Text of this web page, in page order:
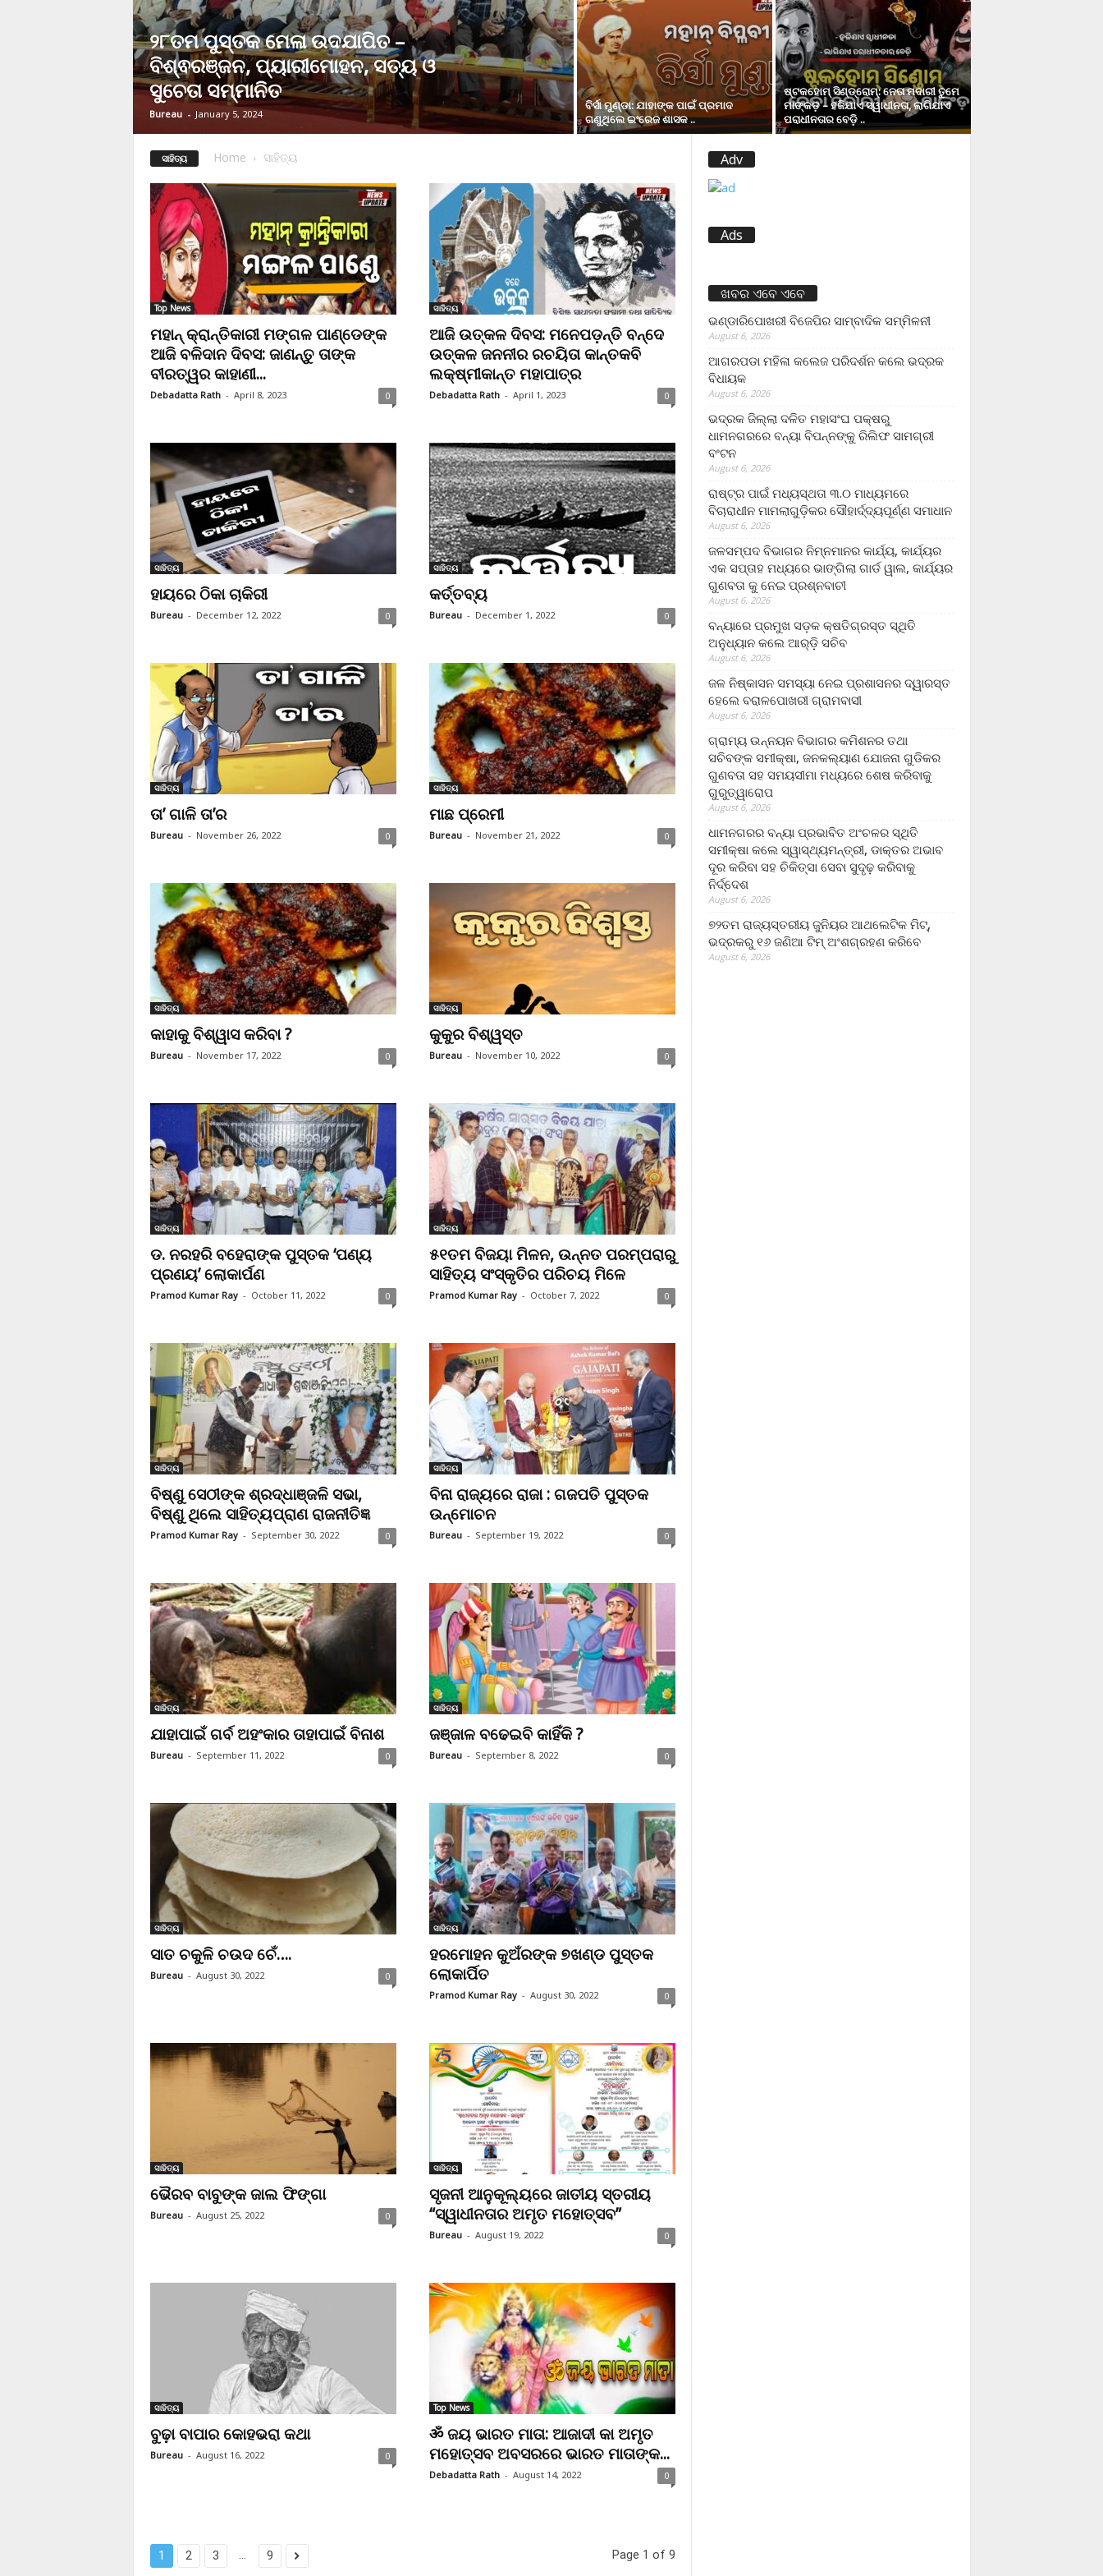
୨୮ତମ ପୁସ୍ତକ ମେଳା ଉଦଯାପିତ –
ବିଶ୍ଵରଞ୍ଜନ, ପ୍ୟାରୀମୋହନ, ସତ୍ୟ ଓ
ସୁଚେତା ସମ୍ମାନିତ
Bureau - January 5, 2024
ବିର୍ସା ମୁଣ୍ଡା: ଯାହାଙ୍କ ପାଇଁ ପ୍ରମାଦ
ଗଣୁଥିଲେ ଇଂରେଜ ଶାସକ ..
ଷ୍ଟକହୋମ୍ ସିଣ୍ଡ୍ରୋମ୍: ନେତା ମଦାରୀ ତୁମେ
ମାଙ୍କଡ଼ – ହଜିଯାଏ ସ୍ୱାଧୀନତା, ଲାଗିଯାଏ
ପରାଧୀନତାର ବେଡ଼ି ..
ସାହିତ୍ୟ Home ସାହିତ୍ୟ
Top News
ମହାନ୍ କ୍ରାନ୍ତିକାରୀ ମଙ୍ଗଳ ପାଣ୍ଡେଙ୍କ
ଆଜି ବଳିଦାନ ଦିବସ: ଜାଣନ୍ତୁ ତାଙ୍କ
ବୀରତ୍ୱର କାହାଣୀ...
Debadatta Rath - April 8, 2023 0
ସାହିତ୍ୟ
ଆଜି ଉତ୍କଳ ଦିବସ: ମନେପଡ଼ନ୍ତି ବନ୍ଦେ
ଉତ୍କଳ ଜନନୀର ରଚୟିତା କାନ୍ତକବି
ଲକ୍ଷ୍ମୀକାନ୍ତ ମହାପାତ୍ର
Debadatta Rath - April 1, 2023 0
ସାହିତ୍ୟ
ହାୟରେ ଠିକା ଚାକିରୀ
Bureau - December 12, 2022 0
ସାହିତ୍ୟ
କର୍ତ୍ତବ୍ୟ
Bureau - December 1, 2022 0
ସାହିତ୍ୟ
ତା’ ଗାଳି ତା’ର
Bureau - November 26, 2022 0
ସାହିତ୍ୟ
ମାଛ ପ୍ରେମୀ
Bureau - November 21, 2022 0
ସାହିତ୍ୟ
କାହାକୁ ବିଶ୍ୱାସ କରିବା ?
Bureau - November 17, 2022 0
ସାହିତ୍ୟ
କୁକୁର ବିଶ୍ୱସ୍ତ
Bureau - November 10, 2022 0
ସାହିତ୍ୟ
ଡ. ନରହରି ବହେରାଙ୍କ ପୁସ୍ତକ ‘ପଣ୍ୟ
ପ୍ରଣୟ’ ଲୋକାର୍ପଣ
Pramod Kumar Ray - October 11, 2022 0
ସାହିତ୍ୟ
୫୧ତମ ବିଜୟା ମିଳନ, ଉନ୍ନତ ପରମ୍ପରାରୁ
ସାହିତ୍ୟ ସଂସ୍କୃତିର ପରିଚୟ ମିଳେ
Pramod Kumar Ray - October 7, 2022 0
ସାହିତ୍ୟ
ବିଷ୍ଣୁ ସେଠୀଙ୍କ ଶ୍ରଦ୍ଧାଞ୍ଜଳି ସଭା,
ବିଷ୍ଣୁ ଥିଲେ ସାହିତ୍ୟପ୍ରାଣ ରାଜନୀତିଜ୍ଞ
Pramod Kumar Ray - September 30, 2022 0
ସାହିତ୍ୟ
ବିନା ରାଜ୍ୟରେ ରାଜା : ଗଜପତି ପୁସ୍ତକ
ଉନ୍ମ‌ୋଚନ
Bureau - September 19, 2022 0
ସାହିତ୍ୟ
ଯାହାପାଇଁ ଗର୍ବ ଅହଂକାର ତାହାପାଇଁ ବିନାଶ
Bureau - September 11, 2022 0
ସାହିତ୍ୟ
ଜଞ୍ଜାଳ ବଢେଇବି କାହିଁକି ?
Bureau - September 8, 2022 0
ସାହିତ୍ୟ
ସାତ ଚକୁଳି ଚଉଦ ଚେଁ….
Bureau - August 30, 2022 0
ସାହିତ୍ୟ
ହରମୋହନ କୁଅଁରଙ୍କ ୭ଖଣ୍ଡ ପୁସ୍ତକ
ଲୋକାର୍ପିତ
Pramod Kumar Ray - August 30, 2022 0
ସାହିତ୍ୟ
ଭୈରବ ବାବୁଙ୍କ ଜାଲ ଫିଙ୍ଗା
Bureau - August 25, 2022 0
ସାହିତ୍ୟ
ସୃଜନୀ ଆନୁକୂଲ୍ୟରେ ଜାତୀୟ ସ୍ତରୀୟ
“ସ୍ୱାଧୀନତାର ଅମୃତ ମହୋତ୍ସବ”
Bureau - August 19, 2022 0
ସାହିତ୍ୟ
ବୁଢ଼ା ବାପାର କୋହଭରା କଥା
Bureau - August 16, 2022 0
Top News
ॐ ଜୟ ଭାରତ ମାତା: ଆଜାଦୀ କା ଅମୃତ
ମହୋତ୍ସବ ଅବସରରେ ଭାରତ ମାତାଙ୍କ...
Debadatta Rath - August 14, 2022 0
1 2 3 ... 9 Page 1 of 9
Adv
Ads
ଖବର ଏବେ ଏବେ
ଭଣ୍ଡାରିପୋଖରୀ ବିଜେପିର ସାମ୍ବାଦିକ ସମ୍ମିଳନୀ
August 6, 2026
ଆଗରପଡା ମହିଳା କଲେଜ ପରିଦର୍ଶନ କଲେ ଭଦ୍ରକ
ବିଧାୟକ
August 6, 2026
ଭଦ୍ରକ ଜିଲ୍ଲା ଦଳିତ ମହାସଂଘ ପକ୍ଷରୁ
ଧାମନଗରରେ ବନ୍ୟା ବିପନ୍ନଙ୍କୁ ରିଲିଫ ସାମଗ୍ରୀ
ବଂଟନ
August 6, 2026
ରାଷ୍ଟ୍ର ପାଇଁ ମଧ୍ୟସ୍ଥତା ୩.୦ ମାଧ୍ୟମରେ
ବିଚାରାଧୀନ ମାମଲାଗୁଡ଼ିକର ସୌହାର୍ଦ୍ଦ୍ୟପୂର୍ଣ୍ଣ ସମାଧାନ
August 6, 2026
ଜଳସମ୍ପଦ ବିଭାଗର ନିମ୍ନମାନର କାର୍ଯ୍ୟ, କାର୍ଯ୍ୟର
ଏକ ସପ୍ତାହ ମଧ୍ୟରେ ଭାଙ୍ଗିଲା ଗାର୍ଡ ୱାଲ, କାର୍ଯ୍ୟର
ଗୁଣବତା କୁ ନେଇ ପ୍ରଶ୍ନବାଚୀ
August 6, 2026
ବନ୍ୟାରେ ପ୍ରମୁଖ ସଡ଼କ କ୍ଷତିଗ୍ରସ୍ତ ସ୍ଥିତି
ଅନୁଧ୍ୟାନ କଲେ ଆର୍‌ଡ଼ି ସଚିବ
August 6, 2026
ଜଳ ନିଷ୍କାସନ ସମସ୍ୟା ନେଇ ପ୍ରଶାସନର ଦ୍ୱାରସ୍ତ
ହେଲେ ବରାଳପୋଖରୀ ଗ୍ରାମବାସୀ
August 6, 2026
ଗ୍ରାମ୍ୟ ଉନ୍ନୟନ ବିଭାଗର କମିଶନର ତଥା
ସଚିବଙ୍କ ସମୀକ୍ଷା, ଜନକଲ୍ୟାଣ ଯୋଜନା ଗୁଡିକର
ଗୁଣବତା ସହ ସମୟସୀମା ମଧ୍ୟରେ ଶେଷ କରିବାକୁ
ଗୁରୁତ୍ୱାରୋପ
August 6, 2026
ଧାମନଗରର ବନ୍ୟା ପ୍ରଭାବିତ ଅଂଚଳର ସ୍ଥିତି
ସମୀକ୍ଷା କଲେ ସ୍ୱାସ୍ଥ୍ୟମନ୍ତ୍ରୀ, ଡାକ୍ତର ଅଭାବ
ଦୂର କରିବା ସହ ଚିକିତ୍ସା ସେବା ସୁଦୃଢ଼ କରିବାକୁ
ନିର୍ଦ୍ଦେଶ
August 6, 2026
୭୨ତମ ରାଜ୍ୟସ୍ତରୀୟ ଜୁନିୟର ଆଥଲେଟିକ ମିଟ୍‌,
ଭଦ୍ରକରୁ ୧୬ ଜଣିଆ ଟିମ୍ ଅଂଶଗ୍ରହଣ କରିବେ
August 6, 2026